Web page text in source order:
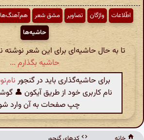
اطّلاعات واژگان تصاویر مشق شعر هم‌آهنگ‌ها
حاشیه‌ها
تا به حال حاشیه‌ای برای این شعر
حاشیه بگذارم ...
برای حاشیه‌گذاری باید در گنجور
نام کاربری خود از طریق آیکون 👤
چپ صفحات به آن وارد